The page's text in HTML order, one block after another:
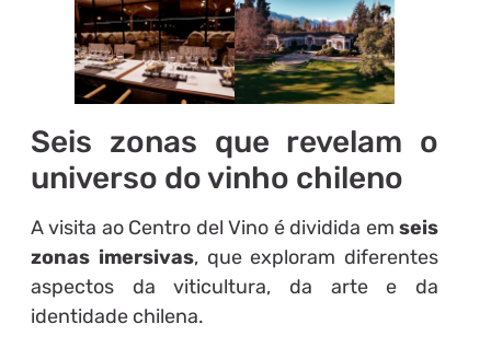
Seis zonas que revelam o
universo do vinho chileno
A visita ao Centro del Vino é dividida emseis
zonas imersivas, que exploram diferentes
aspectos da viticultura, da arte e da
identidade chilena.